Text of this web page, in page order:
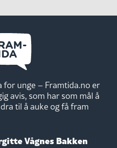
for unge – Framtida.no er
avis, som har som mål å
til å auke og få fram
Vågnes Bakken